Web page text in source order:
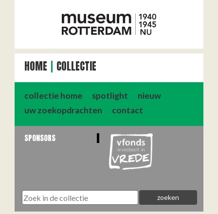
HOME COLLECTIE
collectie home spotlight
nieuw
uw zoekopdrachten
contact
SPONSORS